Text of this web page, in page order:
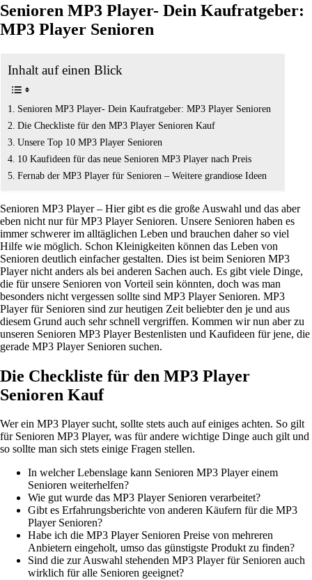
Senioren MP3 Player- Dein Kaufratgeber:
MP3 Player Senioren
Inhalt auf einen Blick
Senioren MP3 Player- Dein Kaufratgeber: MP3 Player Senioren
Die Checkliste für den MP3 Player Senioren Kauf
Unsere Top 10 MP3 Player Senioren
10 Kaufideen für das neue Senioren MP3 Player nach Preis
Fernab der MP3 Player für Senioren – Weitere grandiose Ideen
Senioren MP3 Player – Hier gibt es die große Auswahl und das aber
eben nicht nur für MP3 Player Senioren. Unsere Senioren haben es
immer schwerer im alltäglichen Leben und brauchen daher so viel
Hilfe wie möglich. Schon Kleinigkeiten können das Leben von
Senioren deutlich einfacher gestalten. Dies ist beim Senioren MP3
Player nicht anders als bei anderen Sachen auch. Es gibt viele Dinge,
die für unsere Senioren von Vorteil sein könnten, doch was man
besonders nicht vergessen sollte sind MP3 Player Senioren. MP3
Player für Senioren sind zur heutigen Zeit beliebter den je und aus
diesem Grund auch sehr schnell vergriffen. Kommen wir nun aber zu
unseren Senioren MP3 Player Bestenlisten und Kaufideen für jene, die
gerade MP3 Player Senioren suchen.
Die Checkliste für den MP3 Player
Senioren Kauf
Wer ein MP3 Player sucht, sollte stets auch auf einiges achten. So gilt
für Senioren MP3 Player, was für andere wichtige Dinge auch gilt und
so sollte man sich stets einige Fragen stellen.
In welcher Lebenslage kann Senioren MP3 Player einem
Senioren weiterhelfen?
Wie gut wurde das MP3 Player Senioren verarbeitet?
Gibt es Erfahrungsberichte von anderen Käufern für die MP3
Player Senioren?
Habe ich die MP3 Player Senioren Preise von mehreren
Anbietern eingeholt, umso das günstigste Produkt zu finden?
Sind die zur Auswahl stehenden MP3 Player für Senioren auch
wirklich für alle Senioren geeignet?